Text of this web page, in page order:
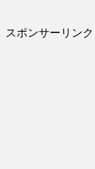
スポンサーリンク